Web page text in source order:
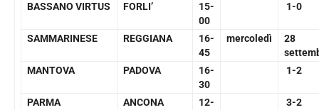
BASSANO VIRTUS FORLI’
15-
00
1-0
SAMMARINESE REGGIANA
16-
45
mercoledì
28
MANTOVA
PADOVA
16-
30
1-2
PARMA ANCONA
12-
3-2